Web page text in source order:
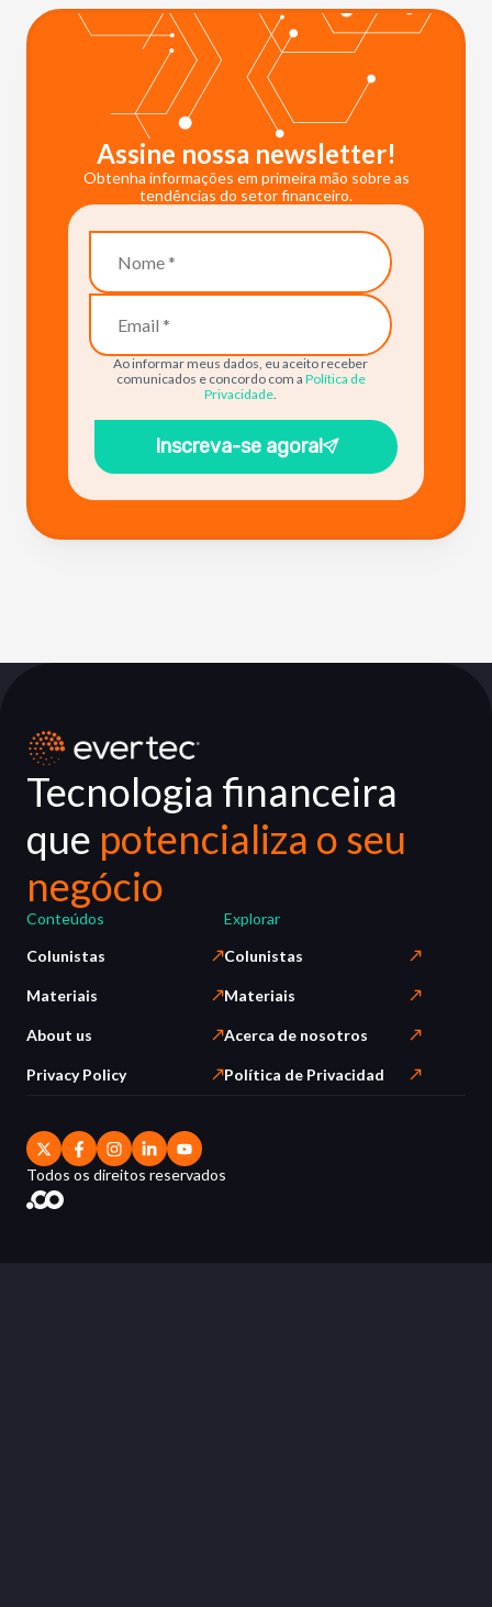
Assine nossa newsletter!
Obtenha informações em primeira mão sobre as
tendências do setor financeiro.
Ao informar meus dados, eu aceito receber
comunicados e concordo com a Política de
Privacidade.
Inscreva-se agora!
Tecnologia financeira
que potencializa o seu
negócio
Conteúdos
Colunistas
Materiais
About us
Privacy Policy
Explorar
Colunistas
Materiais
Acerca de nosotros
Política de Privacidad
Todos os direitos reservados